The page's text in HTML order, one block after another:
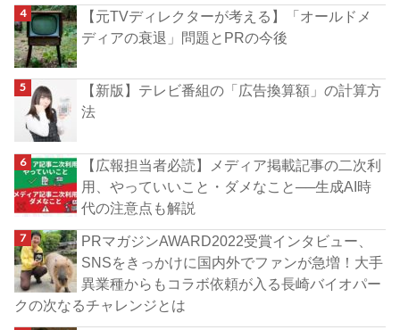
【元TVディレクターが考える】「オールドメ
ディアの衰退」問題とPRの今後
【新版】テレビ番組の「広告換算額」の計算方
法
【広報担当者必読】メディア掲載記事の二次利
用、やっていいこと・ダメなこと──生成AI時
代の注意点も解説
PRマガジンAWARD2022受賞インタビュー、
SNSをきっかけに国内外でファンが急増！大手
異業種からもコラボ依頼が入る長崎バイオパー
クの次なるチャレンジとは